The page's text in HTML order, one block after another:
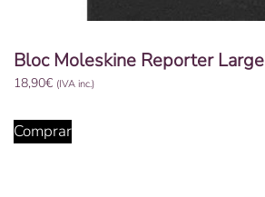
Bloc Moleskine Reporter Large
18,90€ (IVA inc.)
Comprar